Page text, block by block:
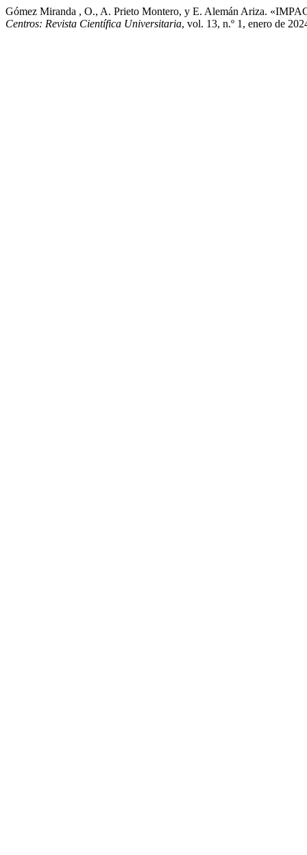
Gómez Miranda , O., A. Prieto Montero, y E. Alemán Ariza.
Centros: Revista Científica Universitaria, vol. 13, n.º 1, enero de